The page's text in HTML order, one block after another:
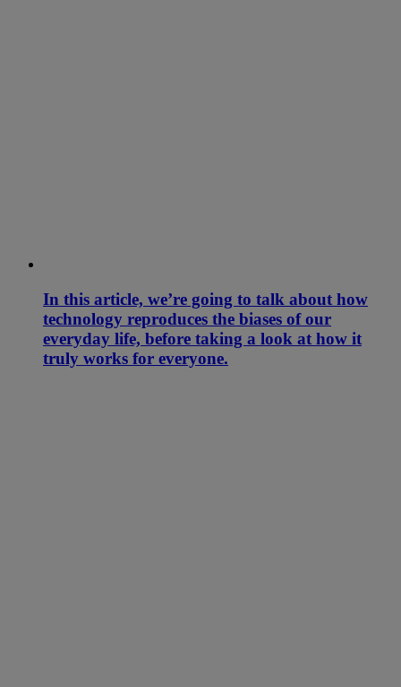
In this article, we’re going to talk about how
technology reproduces the biases of our
everyday life, before taking a look at how it
truly works for everyone.